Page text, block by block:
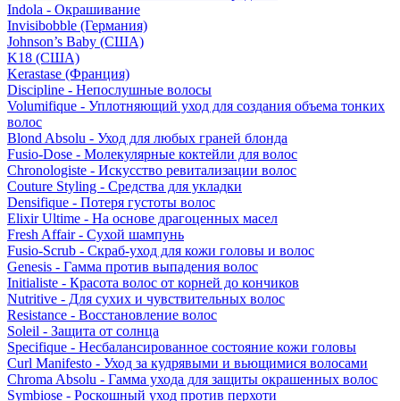
Indola - Окрашивание
Invisibobble (Германия)
Johnson’s Baby (США)
K18 (США)
Kerastase (Франция)
Discipline - Непослушные волосы
Volumifique - Уплотняющий уход для создания объема тонких
волос
Blond Absolu - Уход для любых граней блонда
Fusio-Dose - Молекулярные коктейли для волос
Chronologiste - Искусство ревитализации волос
Couture Styling - Средства для укладки
Densifique - Потеря густоты волос
Elixir Ultime - На основе драгоценных масел
Fresh Affair - Сухой шампунь
Fusio-Scrub - Скраб-уход для кожи головы и волос
Genesis - Гамма против выпадения волос
Initialiste - Красота волос от корней до кончиков
Nutritive - Для сухих и чувствительных волос
Resistance - Восстановление волос
Soleil - Защита от солнца
Specifique - Несбалансированное состояние кожи головы
Curl Manifesto - Уход за кудрявыми и вьющимися волосами
Chroma Absolu - Гамма ухода для защиты окрашенных волос
Symbiose - Роскошный уход против перхоти